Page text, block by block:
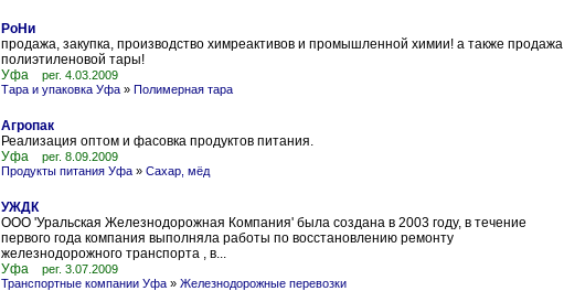
РоНи
продажа, закупка, производство химреактивов и промышленной химии! а также продажа
полиэтиленовой тары!
Уфа
рег. 4.03.2009
Тара и упаковка Уфа » Полимерная тара
Агропак
Реализация оптом и фасовка продуктов питания.
Уфа
рег. 8.09.2009
Продукты питания Уфа » Сахар, мёд
УЖДК
ООО 'Уральская Железнодорожная Компания' была создана в 2003 году, в течение
первого года компания выполняла работы по восстановлению ремонту
железнодорожного транспорта , в...
Уфа
рег. 3.07.2009
Транспортные компании Уфа » Железнодорожные перевозки